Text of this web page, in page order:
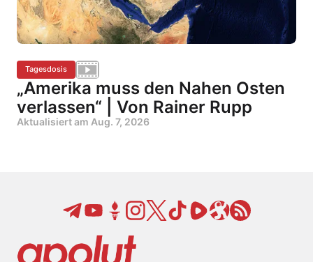
Tagesdosis
„Amerika muss den Nahen Osten
verlassen“ | Von Rainer Rupp
Aktualisiert am Aug. 7, 2026